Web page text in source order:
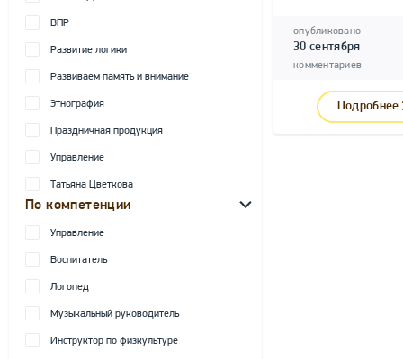
ВПР
Развитие логики
Развиваем память и внимание
Этнография
Праздничная продукция
Управление
Татьяна Цветкова
По компетенции
Управление
Воспитатель
Логопед
Музыкальный руководитель
Инструктор по физкультуре
опубликовано
30 сентября
комментариев
Подробнее